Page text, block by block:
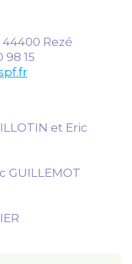
Rezé
98 15
et Eric
GUILLEMOT